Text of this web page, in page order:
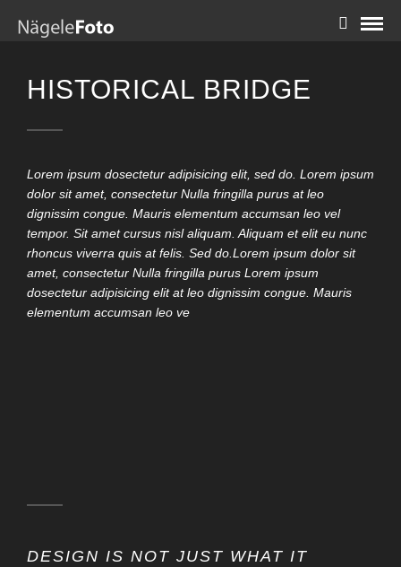
HISTORICAL BRIDGE
Lorem ipsum dosectetur adipisicing elit, sed do. Lorem ipsum
dolor sit amet, consectetur Nulla fringilla purus at leo
dignissim congue. Mauris elementum accumsan leo vel
tempor. Sit amet cursus nisl aliquam. Aliquam et elit eu nunc
rhoncus viverra quis at felis. Sed do.Lorem ipsum dolor sit
amet, consectetur Nulla fringilla purus Lorem ipsum
dosectetur adipisicing elit at leo dignissim congue. Mauris
elementum accumsan leo ve
DESIGN IS NOT JUST WHAT IT